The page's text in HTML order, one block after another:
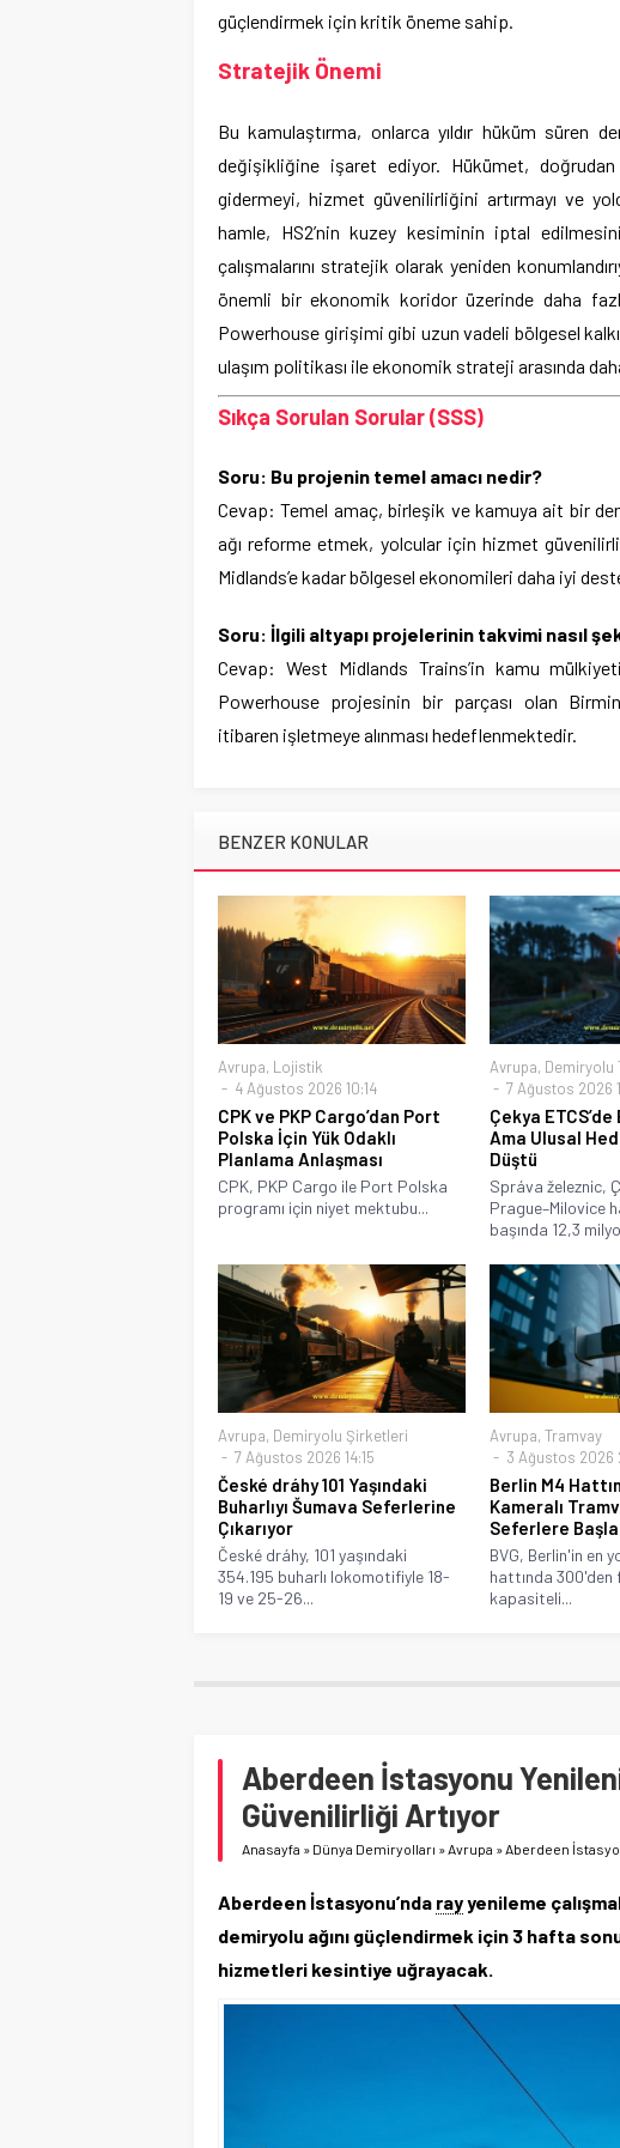
güçlendirmek için kritik öneme sahip.
Stratejik Önemi
Bu kamulaştırma, onlarca yıldır hüküm süren
değişikliğine işaret ediyor. Hükümet,
gidermeyi, hizmet güvenilirliğini artırmayı ve
hamle, HS2’nin kuzey kesiminin iptal
çalışmalarını stratejik olarak yeniden
önemli bir ekonomik koridor üzerinde daha
Powerhouse girişimi gibi uzun vadeli bölgesel
ulaşım politikası ile ekonomik strateji arasında
Sıkça Sorulan Sorular (SSS)
Soru: Bu projenin temel amacı nedir?
Cevap: Temel amaç, birleşik ve kamuya ait bir
ağı reforme etmek, yolcular için hizmet
Midlands’e kadar bölgesel ekonomileri daha iyi
Soru: İlgili altyapı projelerinin takvimi nasıl
Cevap: West Midlands Trains’in kamu
Powerhouse projesinin bir parçası olan
itibaren işletmeye alınması hedeflenmektedir.
BENZER KONULAR
Avrupa, Lojistik
4 Ağustos 2026 10:14
CPK ve PKP Cargo’dan Port
Polska İçin Yük Odaklı
Planlama Anlaşması
CPK, PKP Cargo ile Port Polska
programı için niyet mektubu...
Avrupa, Demiryolu
7 Ağustos 2026
Çekya
Ama Ulusal
Düştü
Správa železnic,
Prague–Milovice
başında 12,3
Avrupa, Demiryolu Şirketleri
7 Ağustos 2026 14:15
České dráhy 101 Yaşındaki
Buharlıyı Šumava Seferlerine
Çıkarıyor
České dráhy, 101 yaşındaki
354.195 buharlı lokomotifiyle 18-
19 ve 25-26...
Avrupa, Tramvay
3 Ağustos 2026
Berlin M4
Kameralı
Seferlere
BVG, Berlin'in en
hattında 300'den
kapasiteli...
Aberdeen İstasyonu
Güvenilirliği Artıyor
Anasayfa » Dünya Demiryolları »Avrupa »Aberdeen
Aberdeen İstasyonu’nda rayyenileme
demiryolu ağını güçlendirmek için 3 hafta
hizmetleri kesintiye uğrayacak.